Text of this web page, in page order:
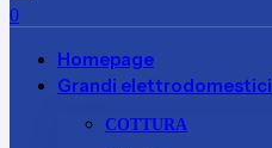
0
Homepage
Grandi elettrodomestici
COTTURA